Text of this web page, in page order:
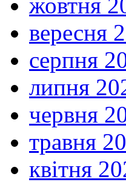
вересня
серпня
липня
червня
травня
квітня